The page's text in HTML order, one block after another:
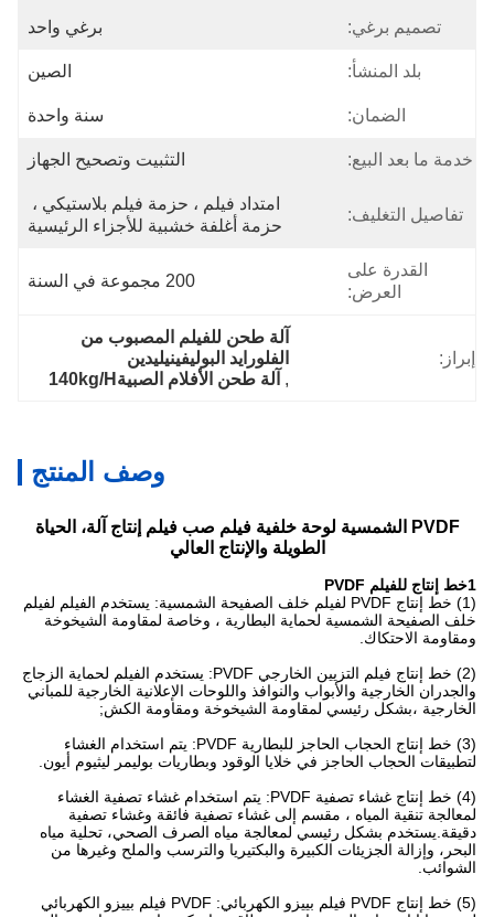
تصميم برغي: برغي واحد
بلد المنشأ: الصين
الضمان: سنة واحدة
خدمة ما بعد البيع: التثبيت وتصحيح الجهاز
تفاصيل التغليف:
امتداد فيلم ، حزمة فيلم بلاستيكي ،
حزمة أغلفة خشبية للأجزاء الرئيسية
القدرة على
العرض:
200 مجموعة في السنة
إبراز:
آلة طحن للفيلم المصبوب من
الفلورايد البوليفينيليدين
, آلة طحن الأفلام الصبية140kg/H
وصف المنتج
PVDF الشمسية لوحة خلفية فيلم صب فيلم إنتاج آلة، الحياة
الطويلة والإنتاج العالي
1خط إنتاج للفيلم PVDF
(1) خط إنتاج PVDF لفيلم خلف الصفيحة الشمسية: يستخدم الفيلم لفيلم
خلف الصفيحة الشمسية لحماية البطارية ، وخاصة لمقاومة الشيخوخة
ومقاومة الاحتكاك.
(2) خط إنتاج فيلم التزيين الخارجي PVDF: يستخدم الفيلم لحماية الزجاج
والجدران الخارجية والأبواب والنوافذ واللوحات الإعلانية الخارجية للمباني
الخارجية ،بشكل رئيسي لمقاومة الشيخوخة ومقاومة الكش;
(3) خط إنتاج الحجاب الحاجز للبطارية PVDF: يتم استخدام الغشاء
لتطبيقات الحجاب الحاجز في خلايا الوقود وبطاريات بوليمر ليثيوم أيون.
(4) خط إنتاج غشاء تصفية PVDF: يتم استخدام غشاء تصفية الغشاء
لمعالجة تنقية المياه ، مقسم إلى غشاء تصفية فائقة وغشاء تصفية
دقيقة.يستخدم بشكل رئيسي لمعالجة مياه الصرف الصحي، تحلية مياه
البحر، وإزالة الجزيئات الكبيرة والبكتيريا والترسب والملح وغيرها من
الشوائب.
(5) خط إنتاج PVDF فيلم بييزو الكهربائي: PVDF فيلم بييزو الكهربائي